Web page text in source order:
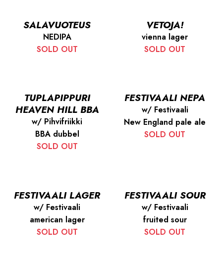
SALAVUOTEUS
NEDIPA
SOLD OUT
VETOJA!
vienna lager
SOLD OUT
TUPLAPIPPURI
HEAVEN HILL BBA
w/ Pihvifriikki
BBA dubbel
SOLD OUT
FESTIVAALI NEPA
w/ Festivaali
New England pale ale
SOLD OUT
FESTIVAALI LAGER
w/ Festivaali
american lager
SOLD OUT
FESTIVAALI SOUR
w/ Festivaali
fruited sour
SOLD OUT